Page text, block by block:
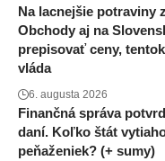
Na lacnejšie potraviny
Obchody aj na
prepisovať ceny,
vláda
6. augusta 2026
Finančná správa
daní. Koľko štát
peňaženiek? (+ sumy)